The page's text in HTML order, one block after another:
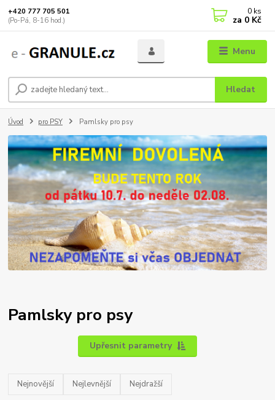
Menu
Hledat
+420 777 705 501
(Po-Pá, 8-16 hod.)
0 ks
za 0 Kč
Úvod pro PSY Pamlsky pro psy
Pamlsky pro psy
Upřesnit parametry
Nejnovější Nejlevnější Nejdražší